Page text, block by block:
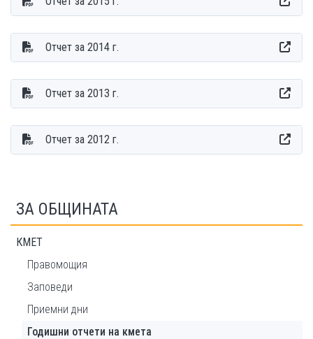
Отчет за 2014 г.
Отчет за 2013 г.
Отчет за 2012 г.
ЗА ОБЩИНАТА
КMET
Правомощия
Заповеди
Приемни дни
Годишни отчети на кмета